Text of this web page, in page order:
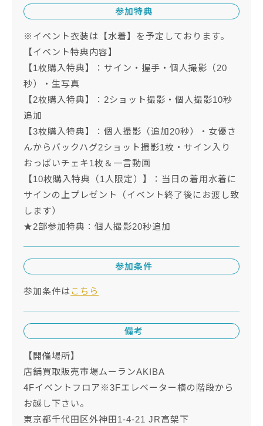
参加特典
※イベント衣装は【水着】を予定しております。
【イベント特典内容】
【1枚購入特典】：サイン・握手・個人撮影（20
秒）・生写真
【2枚購入特典】：2ショット撮影・個人撮影10秒
追加
【3枚購入特典】：個人撮影（追加20秒）・女優さ
んからバックハグ2ショット撮影1枚・サイン入り
おっぱいチェキ1枚＆一言動画
【10枚購入特典（1人限定）】：当日の着用水着に
サインの上プレゼント（イベント終了後にお渡し致
します）
★2部参加特典：個人撮影20秒追加
参加条件
参加条件は こちら
備考
【開催場所】
店舗買取販売市場ムーランAKIBA
4Fイベントフロア※3Fエレベーター横の階段から
お越し下さい。
東京都千代田区外神田1-4-21 JR高架下